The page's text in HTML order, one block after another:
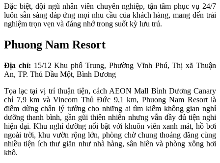
Đặc biệt, đội ngũ nhân viên chuyên nghiệp, tận tâm phục vụ 24/7
luôn sẵn sàng đáp ứng mọi nhu cầu của khách hàng, mang đến trải
nghiệm trọn vẹn và đáng nhớ trong suốt kỳ lưu trú.
Phuong Nam Resort
Địa chỉ: 15/12 Khu phố Trung, Phường Vĩnh Phú, Thị xã Thuận
An, TP. Thủ Dầu Một, Bình Dương
Tọa lạc tại vị trí thuận tiện, cách AEON Mall Bình Dương Canary
chỉ 7,9 km và Vincom Thủ Đức 9,1 km, Phuong Nam Resort là
điểm dừng chân lý tưởng cho những ai tìm kiếm không gian nghỉ
dưỡng thanh bình, gần gũi thiên nhiên nhưng vẫn đầy đủ tiện nghi
hiện đại. Khu nghỉ dưỡng nổi bật với khuôn viên xanh mát, hồ bơi
ngoài trời, khu vườn rộng lớn, phòng chờ chung thoáng đãng cùng
nhiều tiện ích thư giãn như nhà hàng, sân hiên và phòng xông hơi
khô.